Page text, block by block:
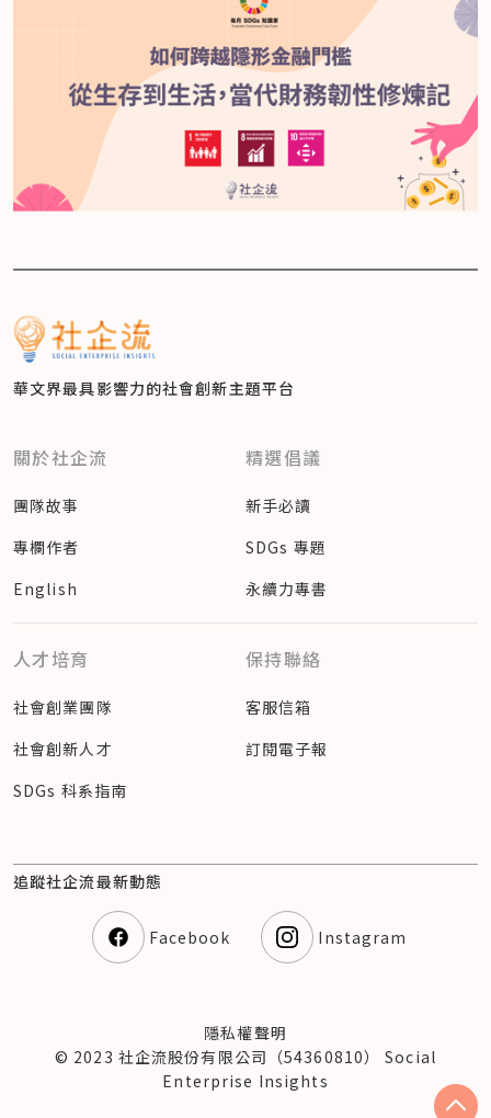
華文界最具影響力的社會創新主題平台
關於社企流
團隊故事
專欄作者
English
精選倡議
新手必讀
SDGs 專題
永續力專書
人才培育
社會創業團隊
社會創新人才
SDGs 科系指南
保持聯絡
客服信箱
訂閱電子報
追蹤社企流最新動態
Facebook Instagram
隱私權聲明
© 2023 社企流股份有限公司（54360810） Social
Enterprise Insights